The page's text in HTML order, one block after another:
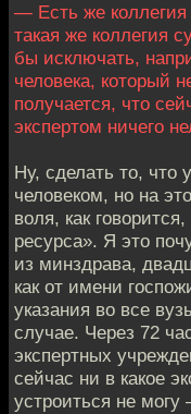
— Есть же
такая же коллегия
бы исключать,
человека, который
получается, что
экспертом ничего
Ну, сделать то,
человеком, но на
воля, как
ресурса». Я это
из минздрава,
как от имени
указания во все
случае. Через 72
экспертных
сейчас ни в какое
устроиться не